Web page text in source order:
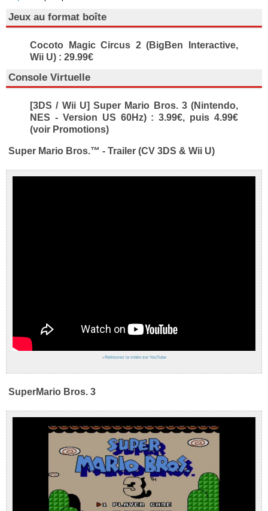
Jeux au format boîte
Cocoto Magic Circus 2 (BigBen Interactive,
Wii U) : 29.99€
Console Virtuelle
[3DS / Wii U] Super Mario Bros. 3 (Nintendo,
NES - Version US 60Hz) : 3.99€, puis 4.99€
(voir Promotions)
Super Mario Bros.™ - Trailer (CV 3DS & Wii U)
› Retrouvez la vidéo sur YouTube
SuperMario Bros. 3